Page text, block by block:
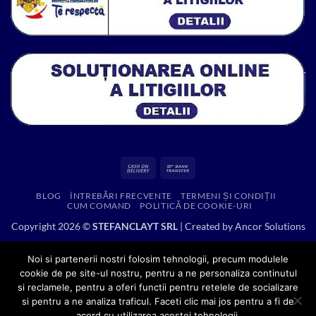
Cash
Delivery
BLOG ÎNTREBĂRI FRECVENTE
TERMENI ȘI CONDIȚII
CUM COMAND
POLITICĂ DE COOKIE-URI
Copyright 2026 ©STEFANCLAYT SRL| Created byAncor Solutions
Noi si partenerii nostri folosim tehnologii, precum modulele
cookie de pe site-ul nostru, pentru a ne personaliza continutul
si reclamele, pentru a oferi functii pentru retelele de socializare
si pentru a ne analiza traficul. Faceti clic mai jos pentru a fi de